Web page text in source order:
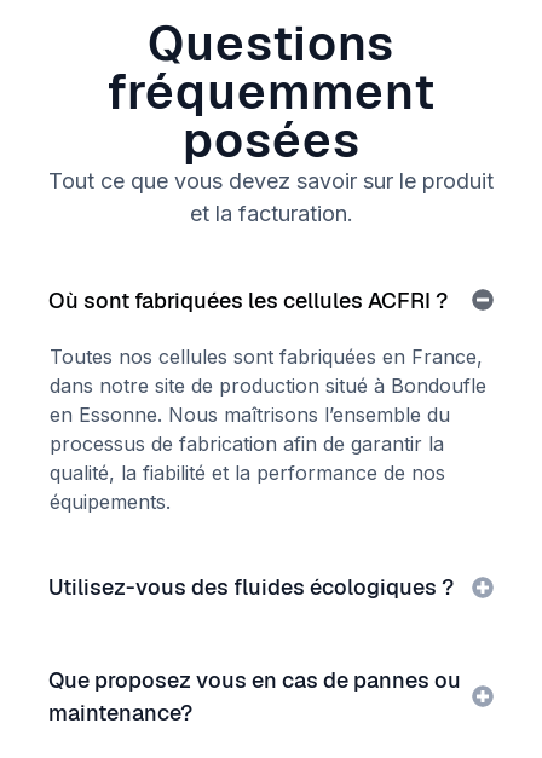
Questions
fréquemment
posées
Tout ce que vous devez savoir sur le produit
et la facturation.
Où sont fabriquées les cellules ACFRI ?
Toutes nos cellules sont fabriquées en France,
dans notre site de production situé à Bondoufle
en Essonne. Nous maîtrisons l’ensemble du
processus de fabrication afin de garantir la
qualité, la fiabilité et la performance de nos
équipements.
Utilisez-vous des fluides écologiques ?
Que proposez vous en cas de pannes ou
maintenance?